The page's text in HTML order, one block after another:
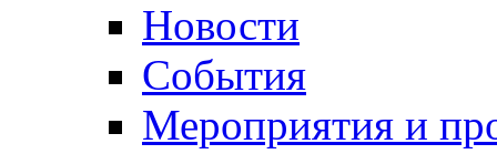
Новости
События
Мероприятия и